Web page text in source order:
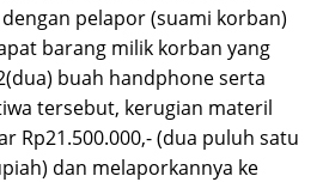
pelapor (suami korban)
barang milik korban yang
buah handphone serta
tersebut, kerugian materil
Rp21.500.000,- (dua puluh satu
dan melaporkannya ke